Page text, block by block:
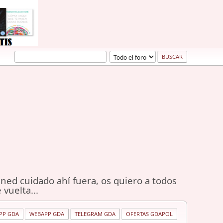
cuidado ahí fuera, os quiero a todos
vuelta...
GDA WEBAPP GDA TELEGRAM GDA OFERTAS GDAPOL